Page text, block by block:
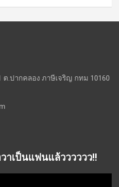
ต.ปากคลอง ภาษีเจริญ กทม 10160
าเป็นแฟนแล้วววววว!!